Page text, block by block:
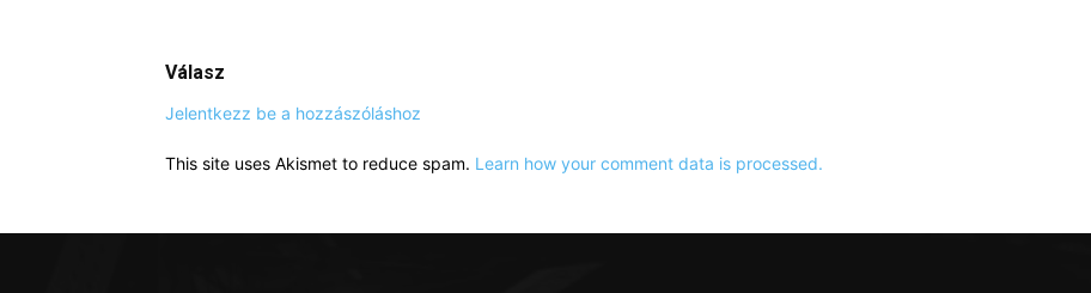
Válasz
Jelentkezz be a hozzászóláshoz
This site uses Akismet to reduce spam. Learn how your comment data is processed.